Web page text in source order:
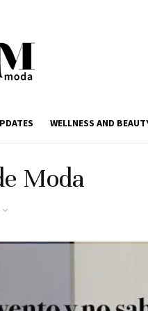
WELLNESS AND
Moda